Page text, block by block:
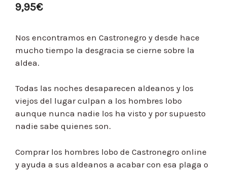
9,95€
Nos encontramos en Castronegro y desde hace
mucho tiempo la desgracia se cierne sobre la
aldea.
Todas las noches desaparecen aldeanos y los
viejos del lugar culpan a los hombres lobo
aunque nunca nadie los ha visto y por supuesto
nadie sabe quienes son.
Comprar los hombres lobo de Castronegro online
y ayuda a sus aldeanos a acabar con esa plaga o